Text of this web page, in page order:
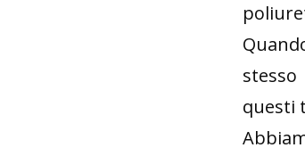
questi